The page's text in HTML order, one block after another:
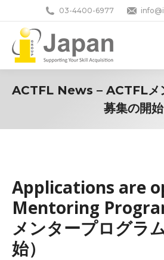
03-4400-6977
ACTFL News – ACTFLメ
募集の開始
Applications are
Mentoring
メンタープログラ
始）